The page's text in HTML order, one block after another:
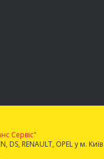
Сервіс"
DS, RENAULT, OPEL у м. Київ